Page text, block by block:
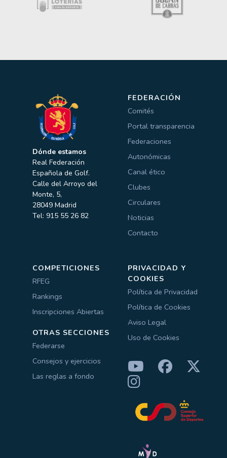
Dónde estamos
Real Federación
Española de Golf.
Calle del Arroyo del
Monte, 5,
28049 Madrid
Tel: 915 55 26 82
FEDERACIÓN
Comités
Portal transparencia
Federaciones
Autonómicas
Canal ético
Clubes
Circulares
Noticias
Contacto
COMPETICIONES
RFEG
Rankings
Inscripciones Abiertas
OTRAS SECCIONES
Federarse
Consejos y ejercicios
Las reglas a fondo
PRIVACIDAD Y
COOKIES
Política de Privacidad
Política de Cookies
Aviso Legal
Uso de Cookies